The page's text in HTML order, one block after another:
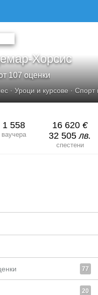
Хорсис
107 оценки
· Уроци и курсове · Спорт
1 558
ваучера
16 620 €
32 505лв.
спестени
77
20